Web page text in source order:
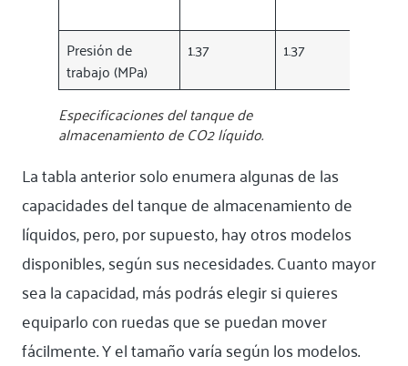
Presión de
trabajo (MPa)
1.37 1.37
Especificaciones del tanque de
almacenamiento de CO2 líquido.
La tabla anterior solo enumera algunas de las
capacidades del tanque de almacenamiento de
líquidos, pero, por supuesto, hay otros modelos
disponibles, según sus necesidades. Cuanto mayor
sea la capacidad, más podrás elegir si quieres
equiparlo con ruedas que se puedan mover
fácilmente. Y el tamaño varía según los modelos.